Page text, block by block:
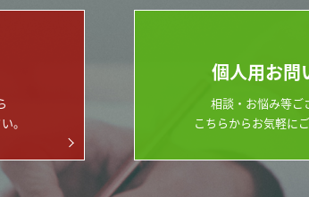
。
個人用お問
相談・お悩み等ご
こちらからお気軽に